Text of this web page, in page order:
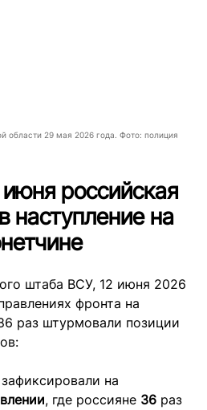
области 29 мая 2026 года. Фото: полиция
российская
наступление на
штаба ВСУ, 12 июня 2026
фронта на
раз штурмовали позиции
на
, где россияне 36 раз